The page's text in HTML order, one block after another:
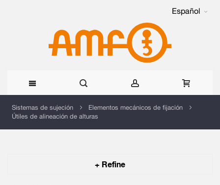
Español
Sistemas de sujeción
Elementos mecánicos de fijación
Útiles de alineación de alturas
+ Refine